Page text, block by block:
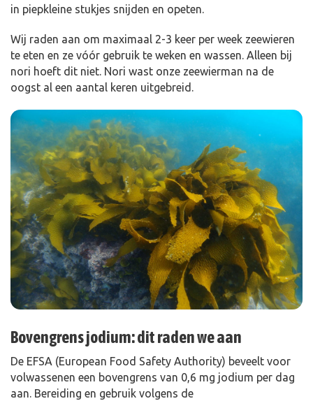
in piepkleine stukjes snijden en opeten.
Wij raden aan om maximaal 2-3 keer per week zeewieren
te eten en ze vóór gebruik te weken en wassen. Alleen bij
nori hoeft dit niet. Nori wast onze zeewierman na de
oogst al een aantal keren uitgebreid.
Bovengrens jodium: dit raden we aan
De EFSA (European Food Safety Authority) beveelt voor
volwassenen een bovengrens van 0,6 mg jodium per dag
aan. Bereiding en gebruik volgens de